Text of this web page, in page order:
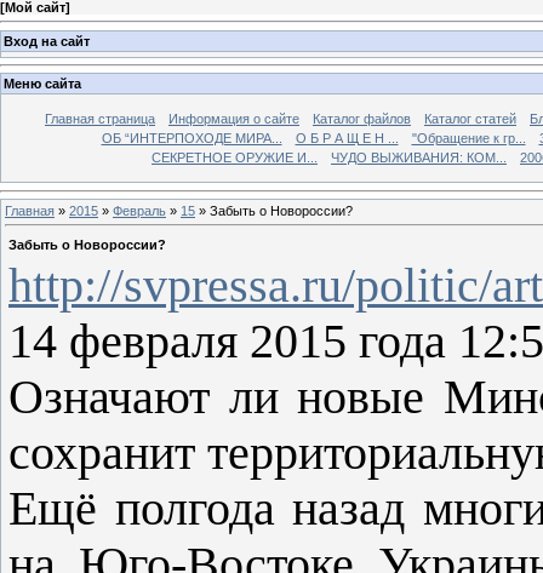
[Мой сайт]
Вход на сайт
Меню сайта
Главная страница Информация о сайте Каталог файлов Каталог статей
ОБ “ИНТЕРПОХОДЕ МИРА...
О Б Р А Щ Е Н ... "Обращение к гр...
СЕКРЕТНОЕ ОРУЖИЕ И...
ЧУДО ВЫЖИВАНИЯ: КОМ...
Главная » 2015 » Февраль » 15 » Забыть о Новороссии?
Забыть о Новороссии?
http://svpressa.ru/politic/
14 февраля 2015 года
Означают ли новые
сохранит
Ещё полгода назад